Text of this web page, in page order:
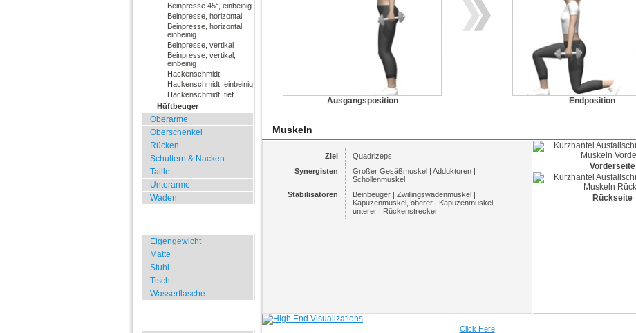
Beinpresse 45°, einbeinig
Beinpresse, horizontal
Beinpresse, horizontal,
einbeinig
Beinpresse, vertikal
Beinpresse, vertikal,
einbeinig
Hackenschmidt
Hackenschmidt, einbeinig
Hackenschmidt, tief
Hüftbeuger
Oberarme
Oberschenkel
Rücken
Schultern & Nacken
Taille
Unterarme
Waden
Eigengewicht
Matte
Stuhl
Tisch
Wasserflasche
Ausgangsposition Endposition
Muskeln
Ziel
Quadrizeps
Synergisten
Großer Gesäßmuskel | Adduktoren |
Schollenmuskel
Stabilisatoren
Beinbeuger | Zwillingswadenmuskel |
Kapuzenmuskel, oberer | Kapuzenmuskel,
unterer | Rückenstrecker
Vorderseite
Rückseite
Click Here